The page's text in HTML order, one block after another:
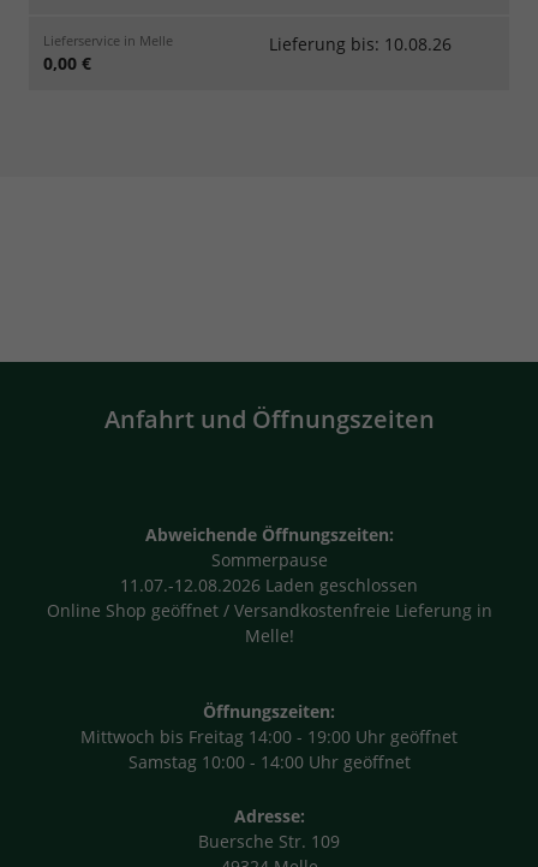
Lieferservice in Melle
0,00 €
Lieferung bis: 10.08.26
Anfahrt und Öffnungszeiten
Abweichende Öffnungszeiten:
Sommerpause
11.07.-12.08.2026 Laden geschlossen
Online Shop geöffnet / Versandkostenfreie Lieferung in
Melle!
Öffnungszeiten:
Mittwoch bis Freitag 14:00 - 19:00 Uhr geöffnet
Samstag 10:00 - 14:00 Uhr geöffnet
Adresse:
Buersche Str. 109